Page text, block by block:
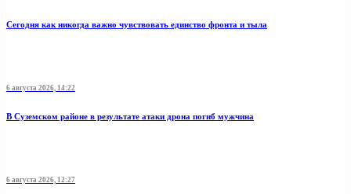
Сегодня как никогда важно чувствовать единство фронта и тыла
6 августа 2026, 14:22
В Суземском районе в результате атаки дрона погиб мужчина
6 августа 2026, 12:27